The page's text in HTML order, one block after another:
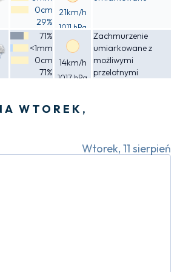
0cm
29%
21km/h
1011 hPa
71%
<1mm
0cm
71%
14km/h
1017 hPa
Zachmurzenie
umiarkowane z
możliwymi
przelotnymi
WTOREK,
Wtorek, 11 sierpień